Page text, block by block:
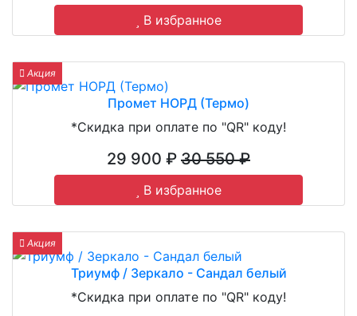
В избранное
Акция
Промет НОРД (Термо)
*Скидка при оплате по "QR" коду!
29 900 ₽ 30 550 ₽
В избранное
Акция
Триумф / Зеркало - Сандал белый
*Скидка при оплате по "QR" коду!